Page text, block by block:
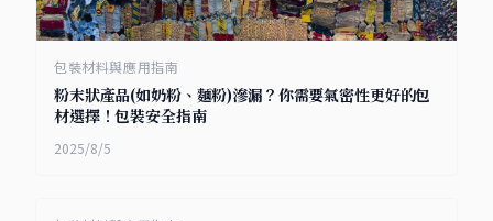
包裝材料與應用指南
粉末狀產品(如奶粉、麵粉)滲漏？你需要氣密性更好的包
材選擇！包裝安全指南
2025/8/5